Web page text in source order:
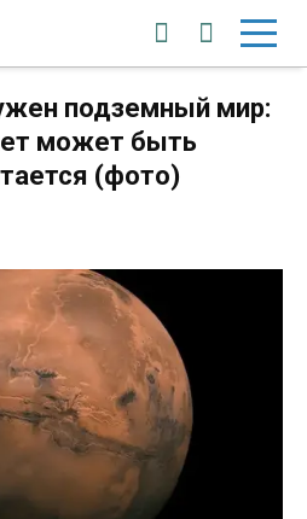
подземный мир:
может быть
(фото)